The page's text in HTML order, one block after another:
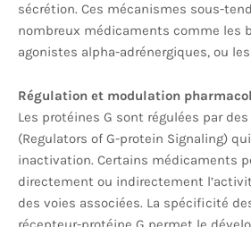
sécrétion. Ces mécanismes sous-
nombreux médicaments comme les
agonistes alpha-adrénergiques, ou
Régulation et modulation
Les protéines G sont régulées par des
(Regulators of G-protein Signaling)
inactivation. Certains médicaments
directement ou indirectement
des voies associées. La spécificité